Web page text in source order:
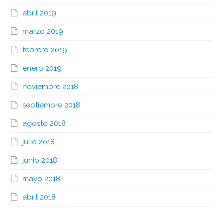
abril 2019
marzo 2019
febrero 2019
enero 2019
noviembre 2018
septiembre 2018
agosto 2018
julio 2018
junio 2018
mayo 2018
abril 2018